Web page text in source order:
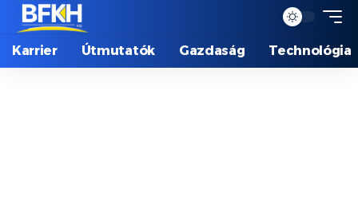
Karrier Útmutatók Gazdaság Technológia